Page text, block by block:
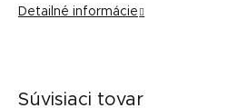
Detailné informácie
Súvisiaci tovar